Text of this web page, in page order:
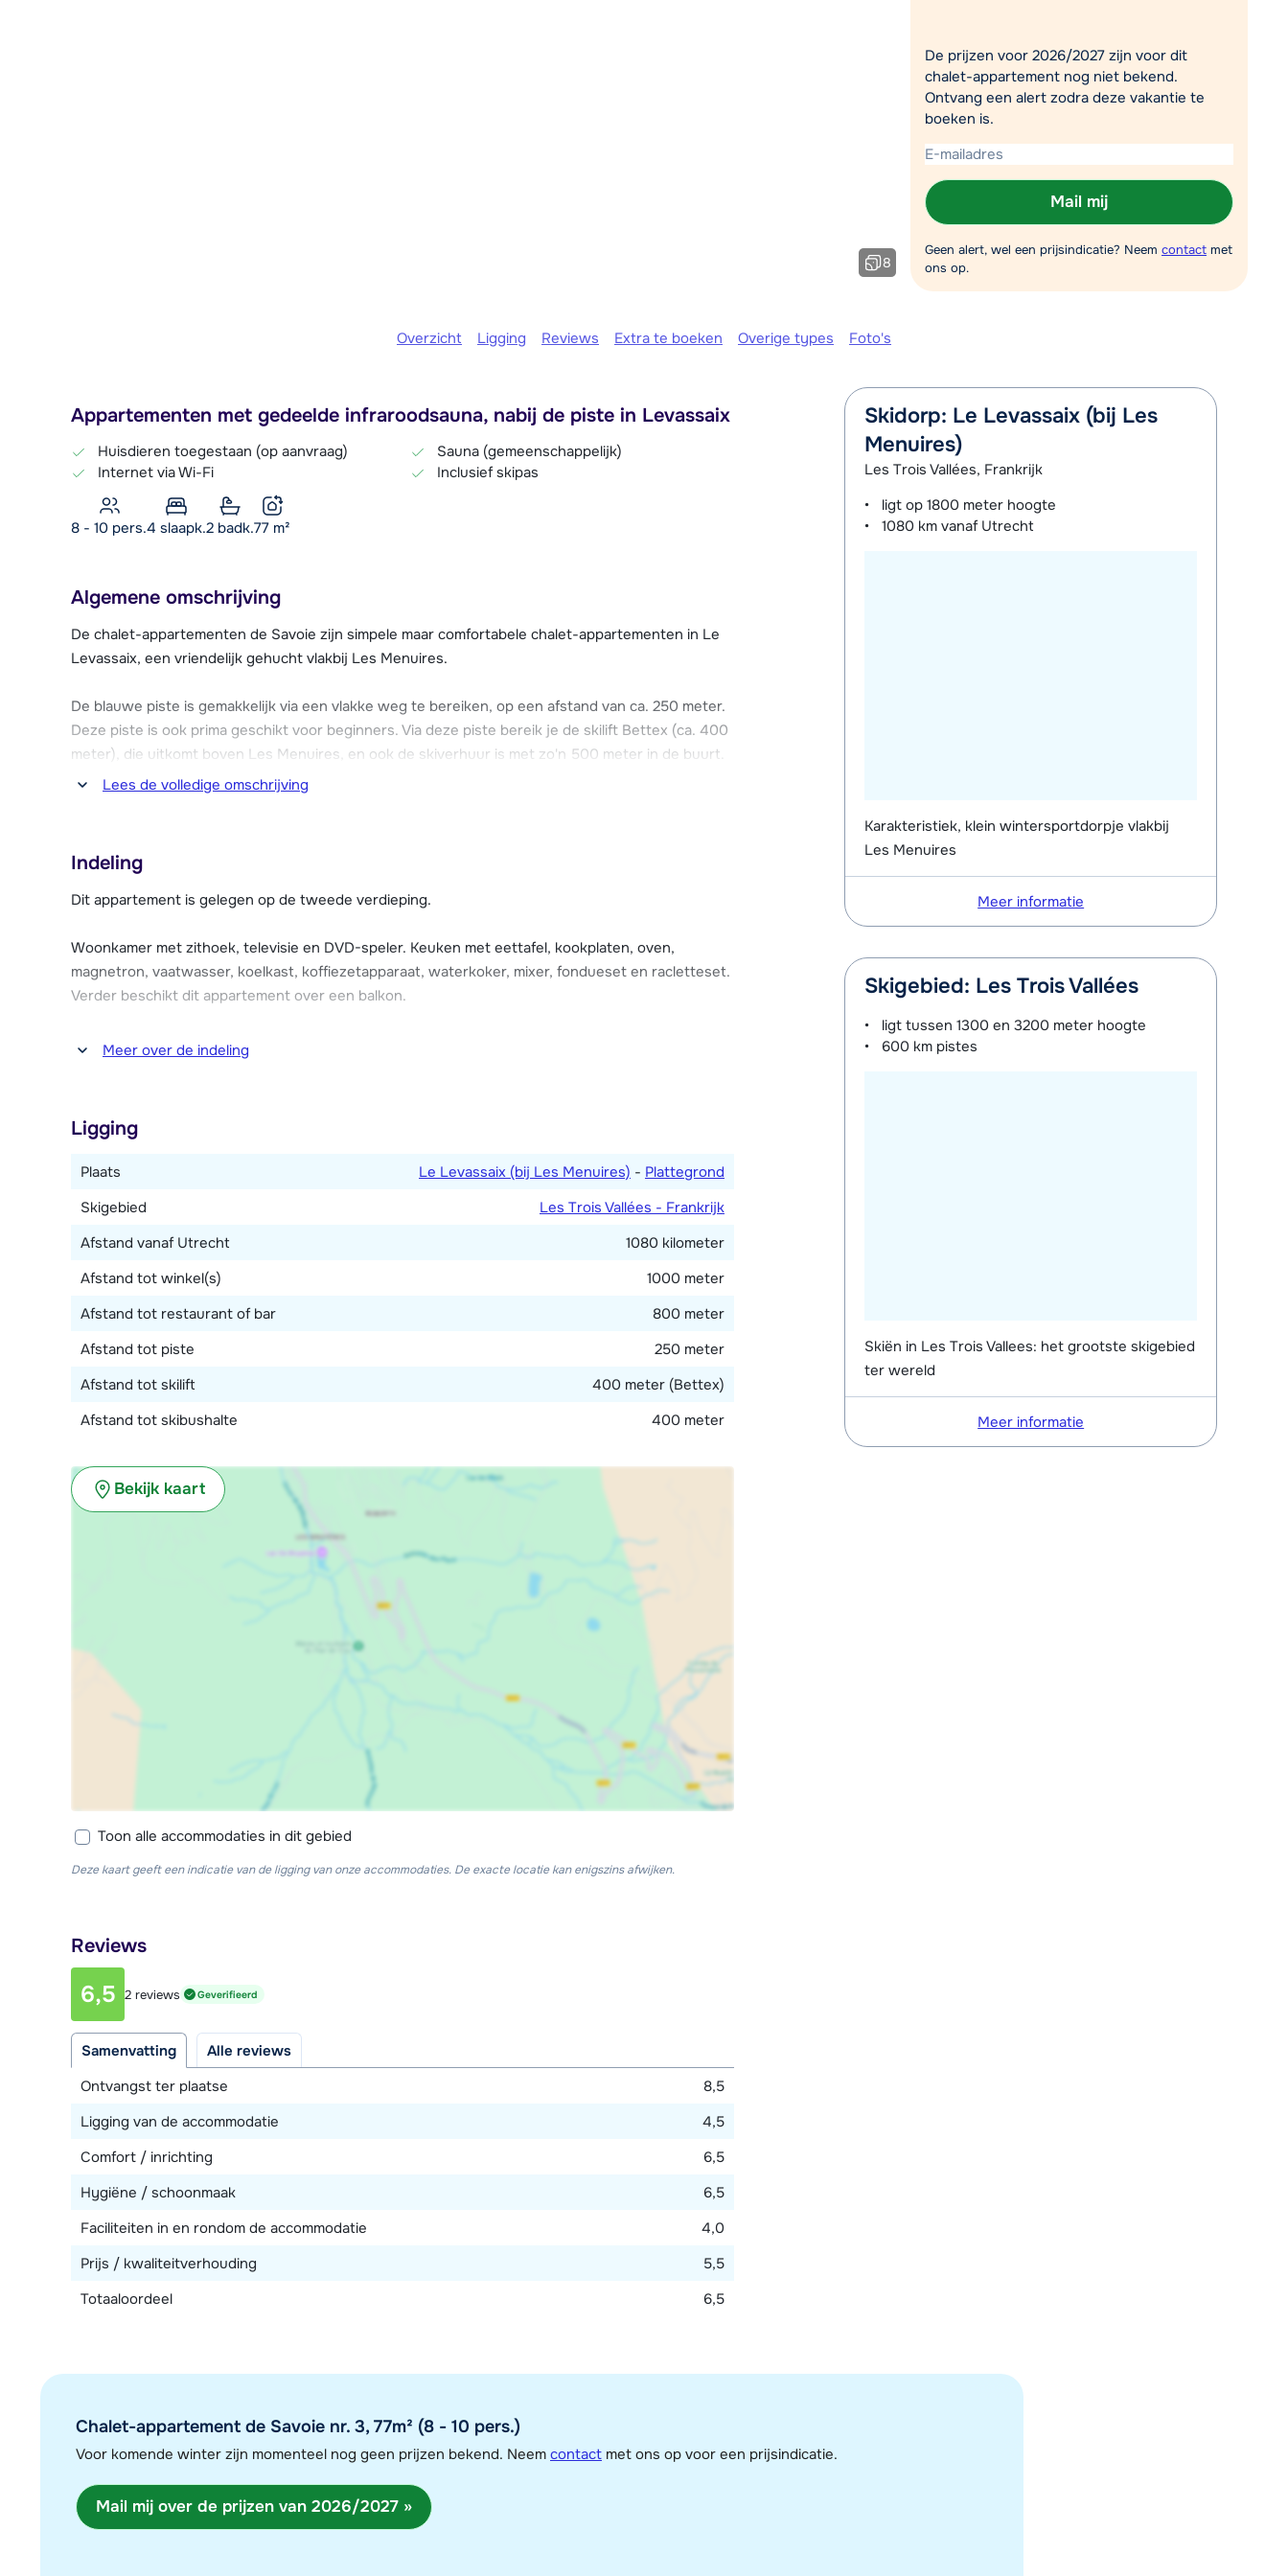
We zijn er vandaag om 10:00 uur.
Chat met wintersportspecialist
8
De prijzen voor 2026/2027 zijn voor dit
chalet-appartement nog niet bekend.
Ontvang een alert zodra deze vakantie te
boeken is.
Mail mij
Geen alert, wel een prijsindicatie? Neem contact met
ons op.
Overzicht Ligging Reviews Extra te boeken Overige types Foto's
Appartementen met gedeelde infraroodsauna, nabij de piste in Levassaix
Huisdieren toegestaan (op aanvraag)
Internet via Wi-Fi
Sauna (gemeenschappelijk)
Inclusief skipas
8 - 10 pers.4 slaapk.2 badk.77 m²
Algemene omschrijving
De chalet-appartementen de Savoie zijn simpele maar comfortabele chalet-appartementen in Le
Levassaix, een vriendelijk gehucht vlakbij Les Menuires.
De blauwe piste is gemakkelijk via een vlakke weg te bereiken, op een afstand van ca. 250 meter.
Deze piste is ook prima geschikt voor beginners. Via deze piste bereik je de skilift Bettex (ca. 400
meter), die uitkomt boven Les Menuires, en ook de skiverhuur is met zo'n 500 meter in de buurt.
sportcentrum met zwembad, een ijsbaan, een supermarkt en allerlei uitgaans- en
winkelgelegenheden.
wasmachine en skikluisjes met skischoenendrogers aanwezig voor gezamenlijk gebruik met de
naastgelegen appartementen. Er zijn voldoende gratis parkeerplaatsen in de buurt van chalet-
appartementen de Savoie.
Lees de volledige omschrijving
Indeling
Dit appartement is gelegen op de tweede verdieping.
Woonkamer met zithoek, televisie en DVD-speler. Keuken met eettafel, kookplaten, oven,
magnetron, vaatwasser, koelkast, koffiezetapparaat, waterkoker, mixer, fondueset en racletteset.
Verder beschikt dit appartement over een balkon.
Vier slaapkamers, waarvan één met een 2-persoonsbed, één met twee 1-persoonsbedden, één 3-
met douche en toilet. Apart toilet.
Meer over de indeling
Ligging
Plaats Le Levassaix (bij Les Menuires) - Plattegrond
Skigebied
Les Trois Vallées - Frankrijk
Afstand vanaf Utrecht
1080 kilometer
Afstand tot winkel(s)
1000 meter
Afstand tot restaurant of bar
800 meter
Afstand tot piste
250 meter
Afstand tot skilift
400 meter (Bettex)
Afstand tot skibushalte
400 meter
Bekijk kaart
Toon alle accommodaties in dit gebied
Deze kaart geeft een indicatie van de ligging van onze accommodaties. De exacte locatie kan enigszins afwijken.
Reviews
6,5 2 reviews Geverifieerd
Samenvatting
Alle reviews
Ontvangst ter plaatse
8,5
Ligging van de accommodatie
4,5
Comfort / inrichting
6,5
Hygiëne / schoonmaak
6,5
Faciliteiten in en rondom de accommodatie
4,0
Prijs / kwaliteitverhouding
5,5
Totaaloordeel
6,5
Chalet-appartement de Savoie nr. 3, 77m² (8 - 10 pers.)
Voor komende winter zijn momenteel nog geen prijzen bekend. Neem contact met ons op voor een prijsindicatie.
Mail mij over de prijzen van 2026/2027 »
Skidorp: Le Levassaix (bij Les
Menuires)
Les Trois Vallées, Frankrijk
ligt op1800 meter hoogte
1080 km vanaf Utrecht
Karakteristiek, klein wintersportdorpje vlakbij
Les Menuires
Meer informatie
Skigebied: Les Trois Vallées
ligt tussen1300 en 3200 meter hoogte
600 km pistes
Skiën in Les Trois Vallees: het grootste skigebied
ter wereld
Meer informatie